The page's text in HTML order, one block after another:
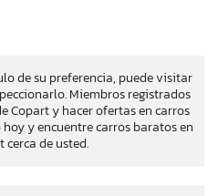
de su preferencia, puede visitar
Miembros registrados
Copart y hacer ofertas en carros
y encuentre carros baratos en
cerca de usted.